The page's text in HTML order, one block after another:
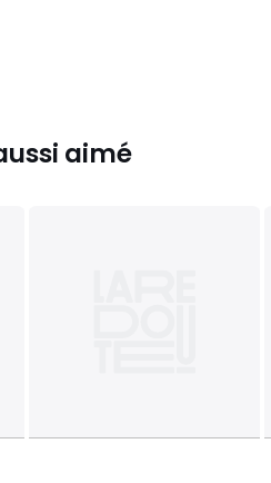
aimé